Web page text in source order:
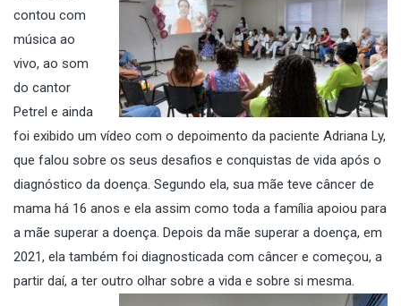
contou com
música ao
vivo, ao som
do cantor
Petrel e ainda
foi exibido um vídeo com o depoimento da paciente Adriana Ly,
que falou sobre os seus desafios e conquistas de vida após o
diagnóstico da doença. Segundo ela, sua mãe teve câncer de
mama há 16 anos e ela assim como toda a família apoiou para
a mãe superar a doença. Depois da mãe superar a doença, em
2021, ela também foi diagnosticada com câncer e começou, a
partir daí, a ter outro olhar sobre a vida e sobre si mesma.